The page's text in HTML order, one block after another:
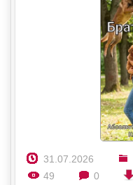
31.07.2026
49
0